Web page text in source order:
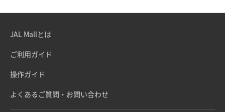
JAL Mallとは
ご利用ガイド
操作ガイド
よくあるご質問・お問い合わせ